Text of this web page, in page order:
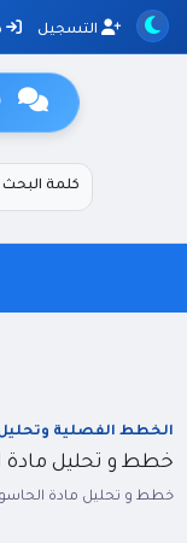
التسجيل
الخطط الفصلية
خطط و تحليل
خطط و تحليل مادة